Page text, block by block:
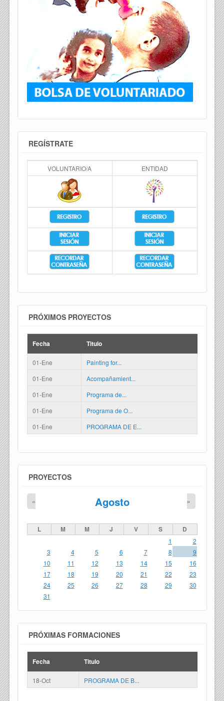
REGÍSTRATE
VOLUNTARIO/A ENTIDAD
PRÓXIMOS PROYECTOS
Fecha Titulo
01-Ene
Painting for...
01-Ene
Acompañamient...
01-Ene
Programa de...
01-Ene
Programa de O...
01-Ene
PROGRAMA DE E...
PROYECTOS
Agosto
« »
L M M J V S D
1
2
3
4 5 6 7 8
9
10
11 12 13 14 15
16
17
18 19 20 21 22
23
24
25 26 27 28 29
30
31
PRÓXIMAS FORMACIONES
Fecha Titulo
18-Oct PROGRAMA DE B...